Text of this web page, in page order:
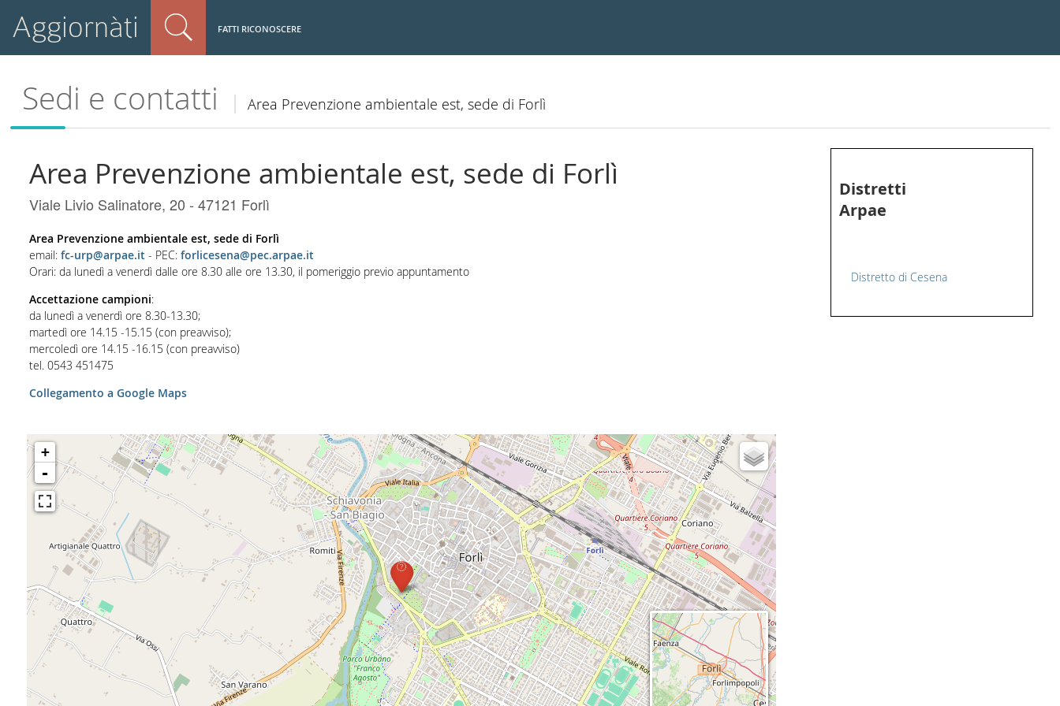
Aggiornàti FATTI RICONOSCERE
Sedi e contatti Area Prevenzione ambientale est, sede di Forlì
Area Prevenzione ambientale est, sede di Forlì
Viale Livio Salinatore, 20 - 47121 Forlì
Area Prevenzione ambientale est, sede di Forlì
email:fc-urp@arpae.it - PEC:forlicesena@pec.arpae.it
Orari: da lunedì a venerdì dalle ore 8.30 alle ore 13.30, il pomeriggio previo appuntamento
Accettazione campioni:
da lunedì a venerdì ore 8.30-13.30;
martedì ore 14.15 -15.15 (con preavviso);
mercoledì ore 14.15 -16.15 (con preavviso)
tel. 0543 451475
Collegamento a Google Maps
+
-
Distretti
Arpae
Distretto di Cesena